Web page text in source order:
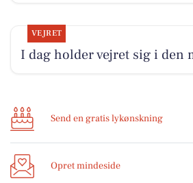
VEJRET
I dag holder vejret sig i den
Send en gratis lykønskning
Opret mindeside